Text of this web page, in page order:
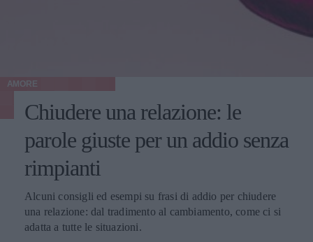
AMORE
Chiudere una relazione: le
parole giuste per un addio senza
rimpianti
Alcuni consigli ed esempi su frasi di addio per chiudere
una relazione: dal tradimento al cambiamento, come ci si
adatta a tutte le situazioni.